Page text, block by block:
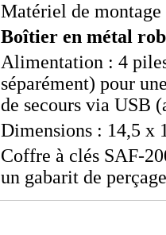
Matériel de
Boîtier en métal
Alimentation : 4
séparément) pour
de secours via USB
Dimensions : 14,5 x
Coffre à clés SAF-
un gabarit de